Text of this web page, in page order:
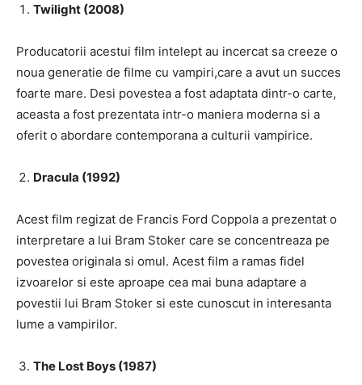
Twilight (2008)
Producatorii acestui film intelept au incercat sa creeze o
noua generatie de filme cu vampiri,care a avut un succes
foarte mare. Desi povestea a fost adaptata dintr-o carte,
aceasta a fost prezentata intr-o maniera moderna si a
oferit o abordare contemporana a culturii vampirice.
Dracula (1992)
Acest film regizat de Francis Ford Coppola a prezentat o
interpretare a lui Bram Stoker care se concentreaza pe
povestea originala si omul. Acest film a ramas fidel
izvoarelor si este aproape cea mai buna adaptare a
povestii lui Bram Stoker si este cunoscut in interesanta
lume a vampirilor.
The Lost Boys (1987)